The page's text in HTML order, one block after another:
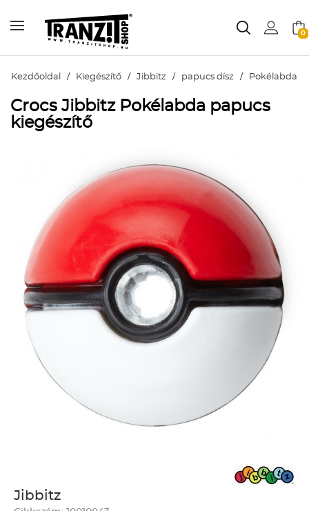
0
Kezdőoldal / Kiegészítő / Jibbitz / papucs dísz / Pokélabda
Crocs Jibbitz Pokélabda papucs
kiegészítő
Jibbitz